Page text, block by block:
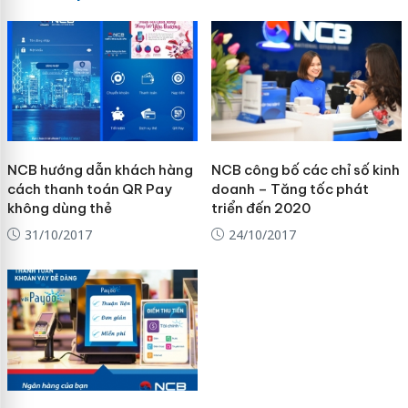
NCB hướng dẫn khách hàng
cách thanh toán QR Pay
không dùng thẻ
31/10/2017
NCB công bố các chỉ số kinh
doanh – Tăng tốc phát
triển đến 2020
24/10/2017